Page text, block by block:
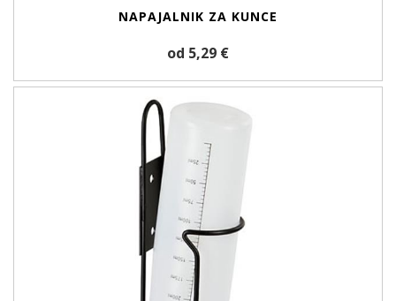
NAPAJALNIK ZA KUNCE
od 5,29 €